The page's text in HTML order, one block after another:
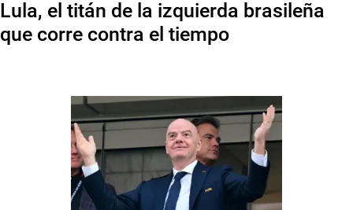
Lula, el titán de la izquierda brasileña
que corre contra el tiempo